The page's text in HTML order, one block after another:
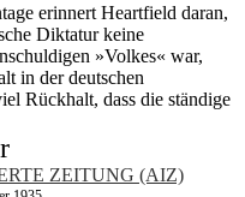
erinnert Heartfield daran,
Diktatur keine
»Volkes« war,
in der deutschen
Rückhalt, dass die ständige
ZEITUNG (AIZ)